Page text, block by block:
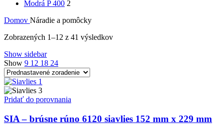
Modrá P 400 2
Domov Náradie a pomôcky
Zobrazených 1–12 z 41 výsledkov
Show sidebar
Show 9 12 18 24
Pridať do porovnania
SIA – brúsne rúno 6120 siavlies 152 mm x 229 mm